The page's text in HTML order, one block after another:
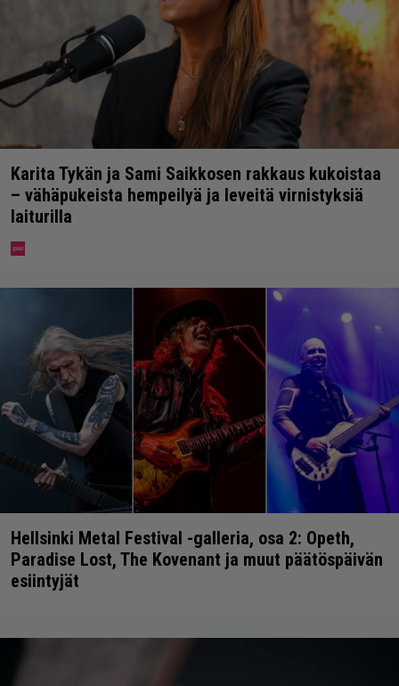
Karita Tykän ja Sami Saikkosen rakkaus kukoistaa
– vähäpukeista hempeilyä ja leveitä virnistyksiä
laiturilla
Hellsinki Metal Festival -galleria, osa 2: Opeth,
Paradise Lost, The Kovenant ja muut päätöspäivän
esiintyjät